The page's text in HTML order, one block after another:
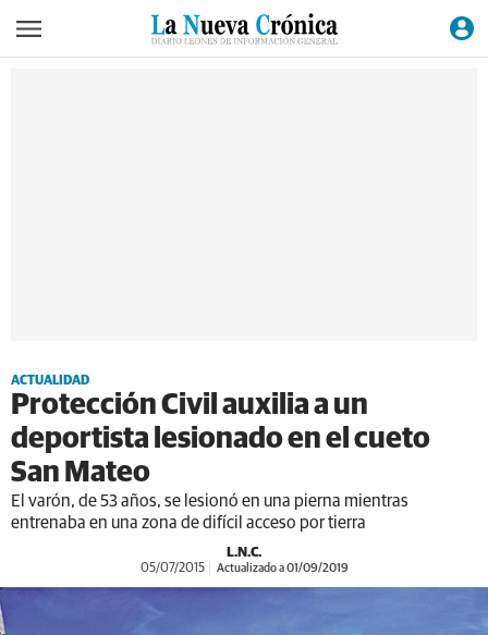
ACTUALIDAD
Protección Civil auxilia a un
deportista lesionado en el cueto
San Mateo
El varón, de 53 años, se lesionó en una pierna mientras
entrenaba en una zona de difícil acceso por tierra
L.N.C.
05/07/2015 Actualizado a 01/09/2019